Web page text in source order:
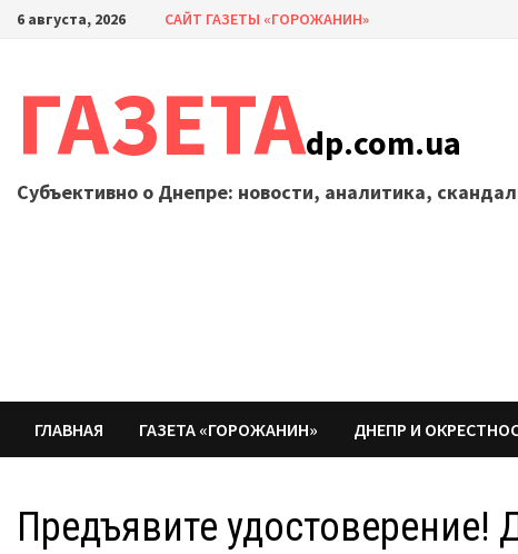
Перейти
6 августа, 2026 САЙТ ГАЗЕТЫ «ГОРОЖАНИН»
ГАЗЕТАdp.com.ua
Субъективно о Днепре: новости, аналитика,
ГЛАВНАЯ ГАЗЕТА «ГОРОЖАНИН» ДНЕПР И
Предъявите удостоверение!